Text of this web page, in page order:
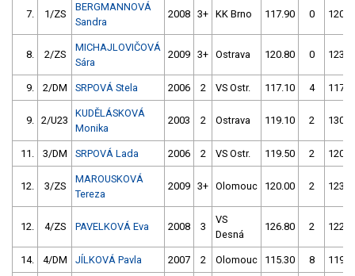
7. 1/ZS
BERGMANNOVÁ
Sandra
2008 3+ KK Brno 117.90 0
8. 2/ZS
MICHAJLOVIČOVÁ
Sára
2009 3+ Ostrava 120.80 0
9. 2/DM SRPOVÁ Stela 2006 2 VS Ostr. 117.10 4
9. 2/U23
KUDĚLÁSKOVÁ
Monika
2003 2 Ostrava 119.10 2
11. 3/DM SRPOVÁ Lada 2006 2 VS Ostr. 119.50 2
12. 3/ZS
MAROUSKOVÁ
Tereza
2009 3+ Olomouc 120.00 2
12. 4/ZS PAVELKOVÁ Eva 2008 3
VS
Desná
126.80 2
14. 4/DM JÍLKOVÁ Pavla 2007 2 Olomouc 115.30 8